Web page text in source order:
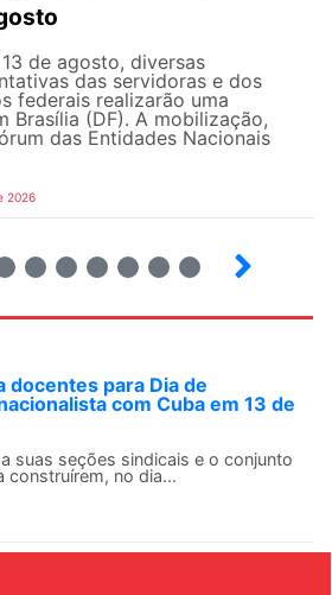
de agosto, diversas
das servidoras e dos
federais realizarão uma
Brasília (DF). A mobilização,
das Entidades Nacionais
2026
docentes para Dia de
com Cuba em 13 de
suas seções sindicais e o conjunto
construírem, no dia...